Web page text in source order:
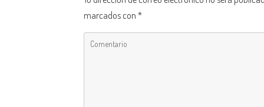
marcados con*